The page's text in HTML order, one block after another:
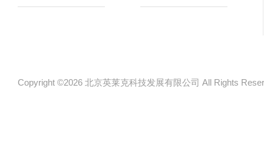
Copyright ©2026 北京英莱克科技发展有限公司 All Rights